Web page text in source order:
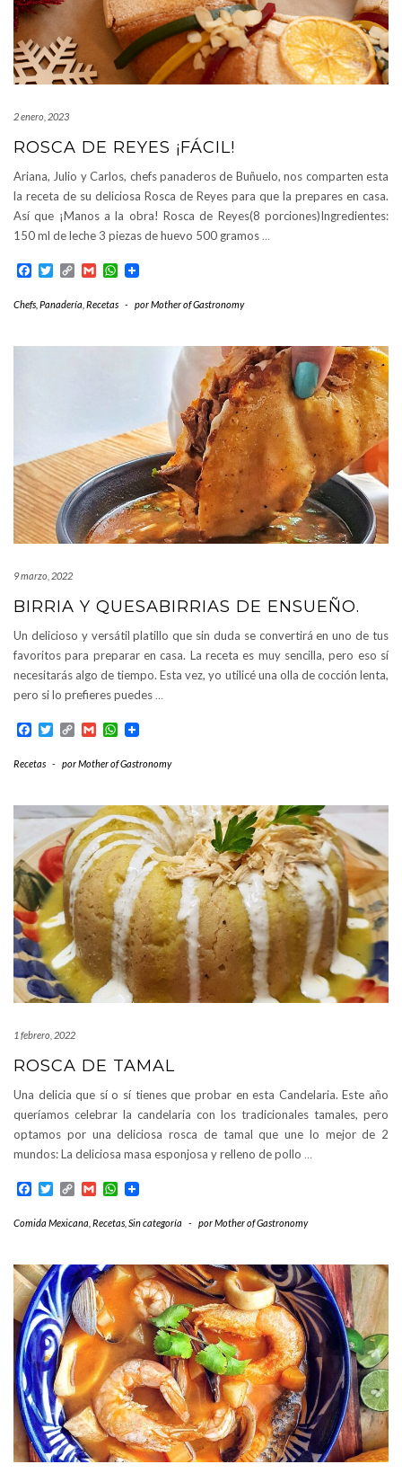
2 enero, 2023
ROSCA DE REYES ¡FÁCIL!
Ariana, Julio y Carlos, chefs panaderos de Buñuelo, nos comparten esta
la receta de su deliciosa Rosca de Reyes para que la prepares en casa.
Así que ¡Manos a la obra! Rosca de Reyes(8 porciones)Ingredientes:
150 ml de leche 3 piezas de huevo 500 gramos …
Facebook
TwitterCopyGmailWhatsApp
Chefs Panadería Recetas - porMother of Gastronomy
9 marzo, 2022
BIRRIA Y QUESABIRRIAS DE ENSUEÑO.
Un delicioso y versátil platillo que sin duda se convertirá en uno de tus
favoritos para preparar en casa. La receta es muy sencilla, pero eso sí
necesitarás algo de tiempo. Esta vez, yo utilicé una olla de cocción lenta,
pero si lo prefieres puedes …
Facebook
TwitterCopyGmailWhatsApp
Recetas - porMother of Gastronomy
1 febrero, 2022
ROSCA DE TAMAL
Una delicia que sí o sí tienes que probar en esta Candelaria. Este año
queríamos celebrar la candelaria con los tradicionales tamales, pero
optamos por una deliciosa rosca de tamal que une lo mejor de 2
mundos: La deliciosa masa esponjosa y relleno de pollo …
Facebook
TwitterCopyGmailWhatsApp
Comida Mexicana Recetas Sin categoría - porMother of Gastronomy